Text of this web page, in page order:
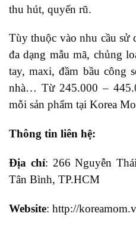
thu hút, quyến rũ.
Tùy thuộc vào nhu cầu sử
đa dạng mẫu mã, chủng
tay, maxi, đầm bầu công
nhà… Từ 245.000 –
mỗi sản phẩm tại Korea
Thông tin liên hệ:
Địa chỉ: 266 Nguyễn
Tân Bình, TP.HCM
Website: http://